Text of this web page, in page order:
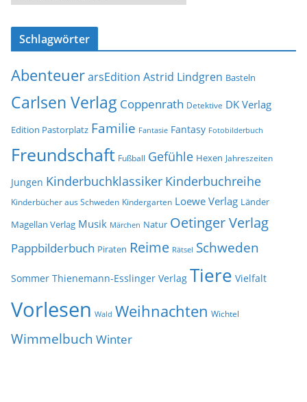
s
e
r
c
v
Schlagwörter
AbenteuerarsEdition Astrid Lindgren Basteln
Carlsen Verlag Coppenrath Detektive DK Verlag
Edition Pastorplatz Familie Fantasie Fantasy Fotobilderbuch
Freundschaft Fußball Gefühle Hexen Jahreszeiten
Jungen Kinderbuchklassiker Kinderbuchreihe
Kinderbücher aus Schweden Kindergarten Loewe Verlag Länder
Magellan Verlag Musik Märchen Natur Oetinger Verlag
Pappbilderbuch Piraten Reime Rätsel Schweden
Sommer Thienemann-Esslinger Verlag Tiere Vielfalt
Vorlesen Wald Weihnachten Wichtel
Wimmelbuch Winter